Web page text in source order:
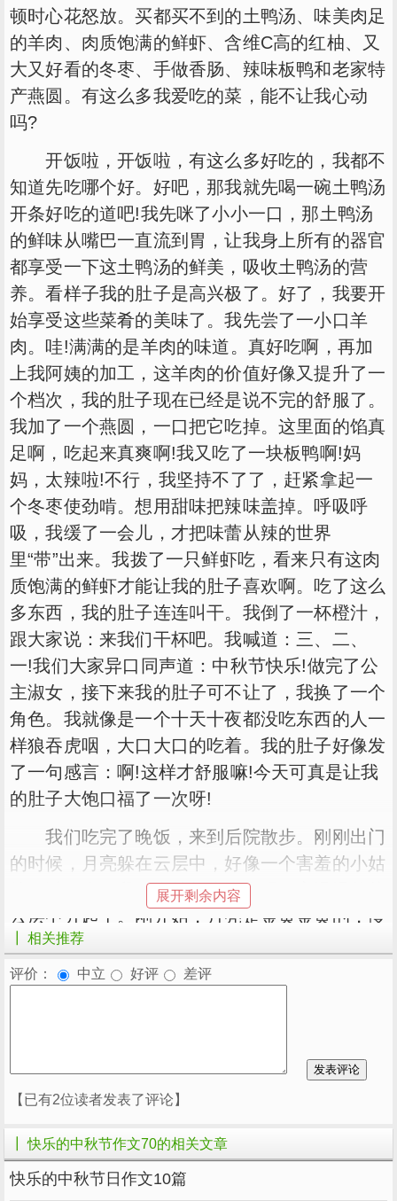
顿时心花怒放。买都买不到的土鸭汤、味美肉足
的羊肉、肉质饱满的鲜虾、含维C高的红柚、又
大又好看的冬枣、手做香肠、辣味板鸭和老家特
产燕圆。有这么多我爱吃的菜，能不让我心动
吗?
开饭啦，开饭啦，有这么多好吃的，我都不
知道先吃哪个好。好吧，那我就先喝一碗土鸭汤
开条好吃的道吧!我先咪了小小一口，那土鸭汤
的鲜味从嘴巴一直流到胃，让我身上所有的器官
都享受一下这土鸭汤的鲜美，吸收土鸭汤的营
养。看样子我的肚子是高兴极了。好了，我要开
始享受这些菜肴的美味了。我先尝了一小口羊
肉。哇!满满的是羊肉的味道。真好吃啊，再加
上我阿姨的加工，这羊肉的价值好像又提升了一
个档次，我的肚子现在已经是说不完的舒服了。
我加了一个燕圆，一口把它吃掉。这里面的馅真
足啊，吃起来真爽啊!我又吃了一块板鸭啊!妈
妈，太辣啦!不行，我坚持不了了，赶紧拿起一
个冬枣使劲啃。想用甜味把辣味盖掉。呼吸呼
吸，我缓了一会儿，才把味蕾从辣的世界
里“带”出来。我拨了一只鲜虾吃，看来只有这肉
质饱满的鲜虾才能让我的肚子喜欢啊。吃了这么
多东西，我的肚子连连叫干。我倒了一杯橙汁，
跟大家说：来我们干杯吧。我喊道：三、二、
一!我们大家异口同声道：中秋节快乐!做完了公
主淑女，接下来我的肚子可不让了，我换了一个
角色。我就像是一个十天十夜都没吃东西的人一
样狼吞虎咽，大口大口的吃着。我的肚子好像发
了一句感言：啊!这样才舒服嘛!今天可真是让我
的肚子大饱口福了一次呀!
我们吃完了晚饭，来到后院散步。刚刚出门
的时候，月亮躲在云层中，好像一个害羞的小姑
娘。过了会，我再次抬起头，发现月亮慢慢的从
云层中升起了。刚开始，月亮是金黄金黄的，慢
慢的向上升着，越升越高，颜色也越来越白。当
它升到最高处，就在那一刻，月亮变得更白更亮
快乐的中秋节作文400字 快乐的中秋节
今天，是一年一度的中秋节。我们一家来到
了姑姑家吃团圆饭，来的人还有我大伯一家和我
表舅舅一家。吃完团圆饭后，大人们就开始聊天
了。趁这个机会，鹏宇哥哥问妈妈：“舅妈，我
展开剩余内容
┃ 相关推荐
评价： 中立 好评 差评
【已有2位读者发表了评论】
┃ 快乐的中秋节作文70的相关文章
快乐的中秋节日作文10篇